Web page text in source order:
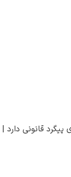
قانونی دارد |